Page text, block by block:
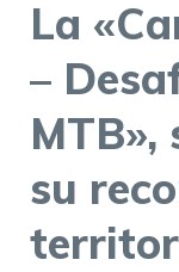
La
–
MTB»,
su